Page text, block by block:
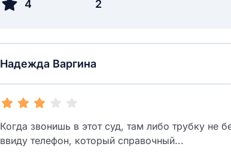
4 2
Надежда Варгина
Когда звонишь в этот суд, там либо трубку не
ввиду телефон, который справочный...